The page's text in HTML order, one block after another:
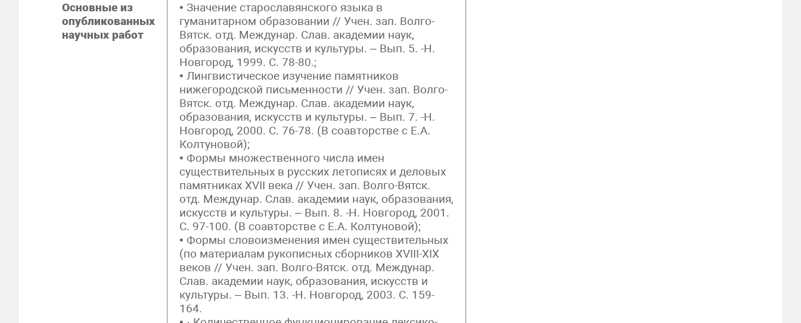
Основные из
опубликованных
научных работ
• Значение старославянского языка в
гуманитарном образовании // Учен. зап. Волго-
Вятск. отд. Междунар. Слав. академии наук,
образования, искусств и культуры. – Вып. 5. -Н.
Новгород, 1999. С. 78-80.;
• Лингвистическое изучение памятников
нижегородской письменности // Учен. зап. Волго-
Вятск. отд. Междунар. Слав. академии наук,
образования, искусств и культуры. – Вып. 7. -Н.
Новгород, 2000. С. 76-78. (В соавторстве с Е.А.
Колтуновой);
• Формы множественного числа имен
существительных в русских летописях и деловых
памятниках XVII века // Учен. зап. Волго-Вятск.
отд. Междунар. Слав. академии наук, образования,
искусств и культуры. – Вып. 8. -Н. Новгород, 2001.
С. 97-100. (В соавторстве с Е.А. Колтуновой);
• Формы словоизменения имен существительных
(по материалам рукописных сборников XVIII-XIX
веков // Учен. зап. Волго-Вятск. отд. Междунар.
Слав. академии наук, образования, искусств и
культуры. – Вып. 13. -Н. Новгород, 2003. С. 159-
164.